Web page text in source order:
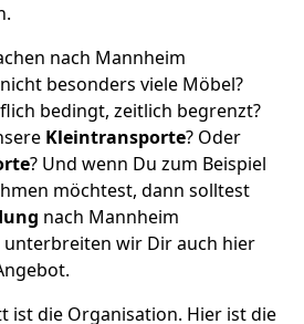
nach Mannheim
besonders viele Möbel?
bedingt, zeitlich begrenzt?
Kleintransporte? Oder
? Und wenn Du zum Beispiel
möchtest, dann solltest
nach Mannheim
unterbreiten wir Dir auch hier
ist die Organisation. Hier ist die